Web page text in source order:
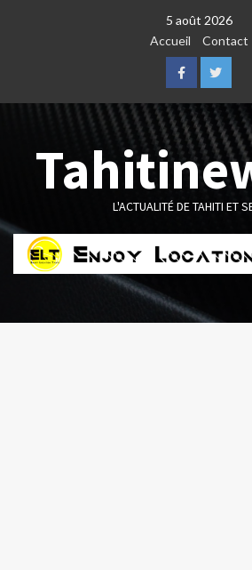
5 août 2026
Accueil
Contact
FacebookTwitter
L'ACTUALITÉ DE TAHITI ET